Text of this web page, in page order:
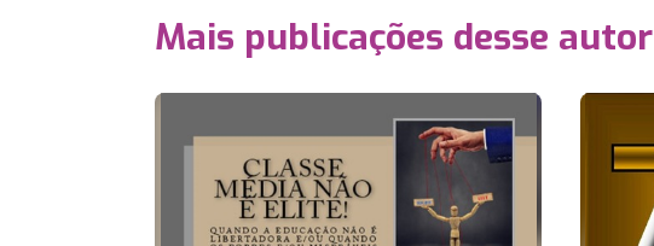
Mais publicações desse autor